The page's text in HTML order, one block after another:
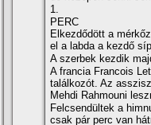
1.
PERC
Elkezdődött a
el a labda a kezdő
A szerbek kezdik
A francia Francois
találkozót. Az
Mehdi Rahmouni
Felcsendültek a
csak pár perc van